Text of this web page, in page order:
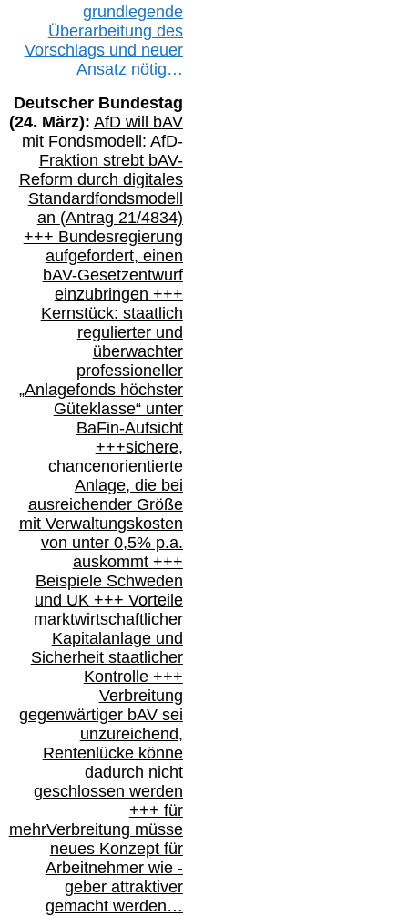
grundlegende
Überarbeitung des
Vorschlags und neuer
Ansatz nötig…
Deutscher Bundestag
(24. März): AfD will bAV
mit Fondsmodell: AfD-
Fraktion strebt bAV-
Reform durch digitales
Standardfondsmodell
an (Antrag 21/4834)
+++ Bundesregierung
aufgefordert, einen
bAV-Gesetzentwurf
einzubringen +++
Kernstück: staatlich
regulierter und
überwachter
professioneller
„Anlagefonds höchster
Güteklasse“ unter
BaFin-Aufsicht
+++sichere,
chancenorientierte
Anlage, die bei
ausreichender Größe
mit Verwaltungskosten
von unter 0,5% p.a.
auskommt +++
Beispiele Schweden
und UK +++ Vorteile
marktwirtschaftlicher
Kapitalanlage und
Sicherheit staatlicher
Kontrolle +++
Verbreitung
gegenwärtiger bAVsei
unzureichend,
Rentenlücke könne
dadurch nicht
geschlossen werden
+++ für
mehrVerbreitung müsse
neues Konzept für
Arbeitnehmer wie-
geber attraktiver
gemacht werden…